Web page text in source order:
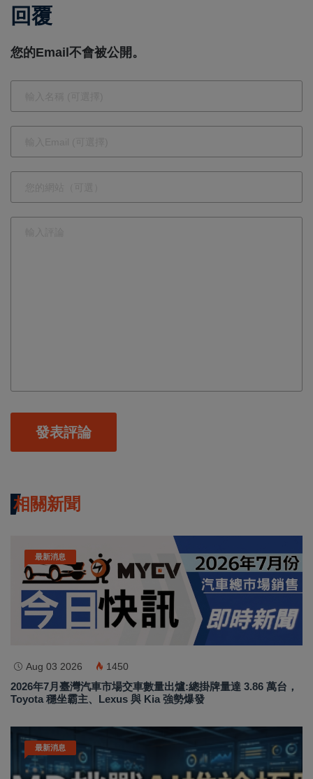
說明檢疫規
範、不限地
區
回覆
您的Email不會被公開。
發表評論
相關新聞
最新消息
Aug 03 2026 1450
2026年7月臺灣汽車市場交車數量出爐:總掛牌量達 3.86 萬台，
Toyota 穩坐霸主、Lexus 與 Kia 強勢爆發
最新消息